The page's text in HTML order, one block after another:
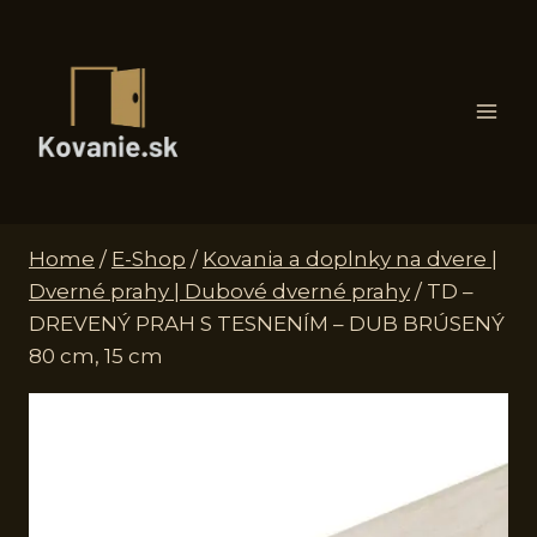
Home / E-Shop / Kovania a doplnky na dvere |
Dverné prahy | Dubové dverné prahy / TD –
DREVENÝ PRAH S TESNENÍM – DUB BRÚSENÝ
80 cm, 15 cm